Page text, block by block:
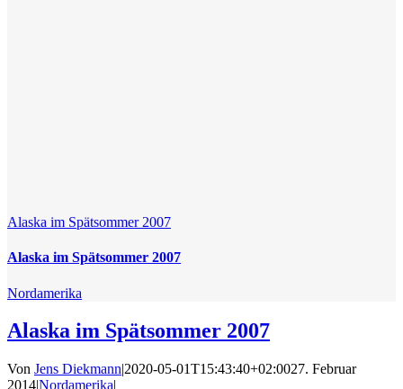
Alaska im Spätsommer 2007
Alaska im Spätsommer 2007
Nordamerika
Alaska im Spätsommer 2007
Von Jens Diekmann|2020-05-01T15:43:40+02:0027. Februar
2014|Nordamerika|